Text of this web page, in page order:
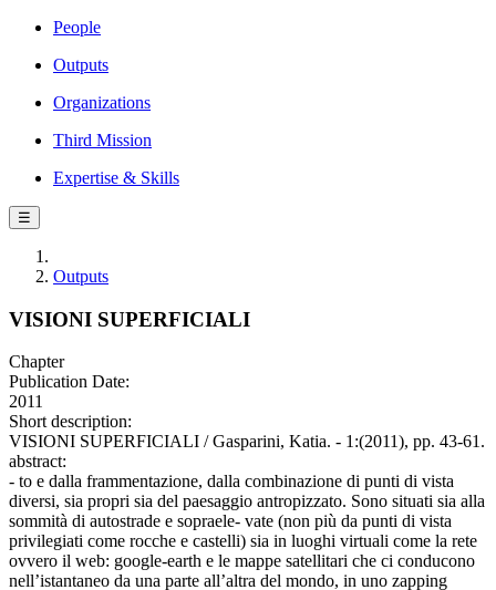
People
Outputs
Organizations
Third Mission
Expertise & Skills
☰
Outputs
VISIONI SUPERFICIALI
Chapter
Publication Date:
2011
Short description:
VISIONI SUPERFICIALI / Gasparini, Katia. - 1:(2011), pp. 43-61.
abstract:
- to e dalla frammentazione, dalla combinazione di punti di vista
diversi, sia propri sia del paesaggio antropizzato. Sono situati sia alla
sommità di autostrade e sopraele- vate (non più da punti di vista
privilegiati come rocche e castelli) sia in luoghi virtuali come la rete
ovvero il web: google-earth e le mappe satellitari che ci conducono
nell’istantaneo da una parte all’altra del mondo, in uno zapping